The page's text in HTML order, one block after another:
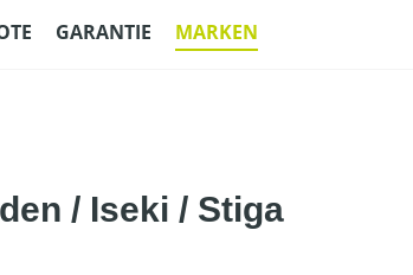
GARANTIE MARKEN
/ Iseki / Stiga